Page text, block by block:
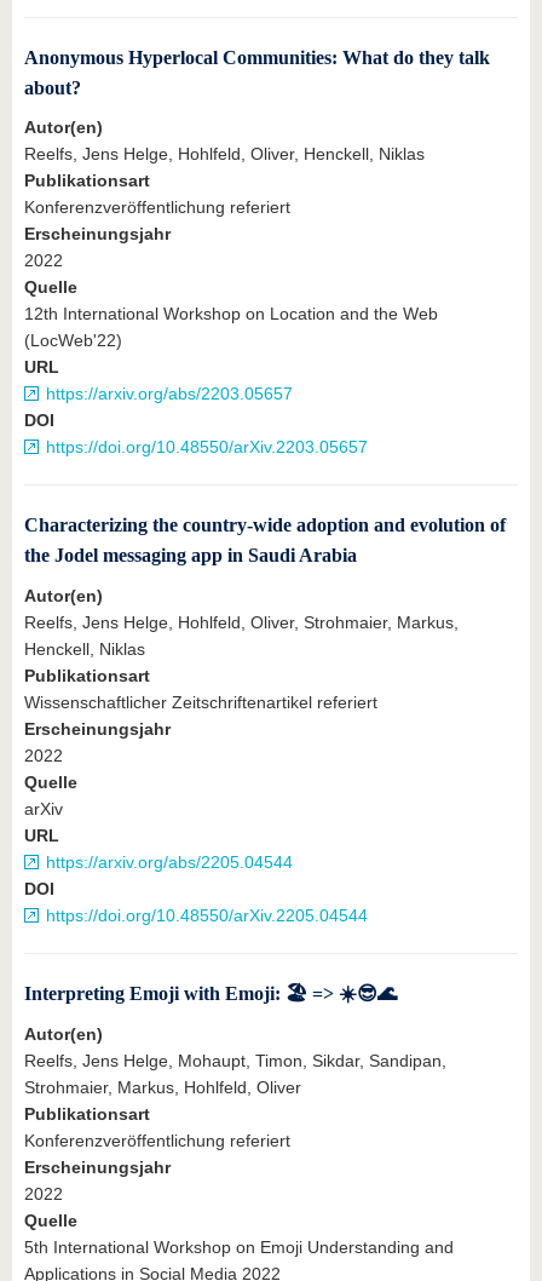
Anonymous Hyperlocal Communities: What do they talk
about?
Autor(en)
Reelfs, Jens Helge, Hohlfeld, Oliver, Henckell, Niklas
Publikationsart
Konferenzveröffentlichung referiert
Erscheinungsjahr
2022
Quelle
12th International Workshop on Location and the Web
(LocWeb'22)
URL
https://arxiv.org/abs/2203.05657
DOI
https://doi.org/10.48550/arXiv.2203.05657
Characterizing the country-wide adoption and evolution of
the Jodel messaging app in Saudi Arabia
Autor(en)
Reelfs, Jens Helge, Hohlfeld, Oliver, Strohmaier, Markus,
Henckell, Niklas
Publikationsart
Wissenschaftlicher Zeitschriftenartikel referiert
Erscheinungsjahr
2022
Quelle
arXiv
URL
https://arxiv.org/abs/2205.04544
DOI
https://doi.org/10.48550/arXiv.2205.04544
Interpreting Emoji with Emoji: 🏖️ => ☀️😎🌊
Autor(en)
Reelfs, Jens Helge, Mohaupt, Timon, Sikdar, Sandipan,
Strohmaier, Markus, Hohlfeld, Oliver
Publikationsart
Konferenzveröffentlichung referiert
Erscheinungsjahr
2022
Quelle
5th International Workshop on Emoji Understanding and
Applications in Social Media 2022